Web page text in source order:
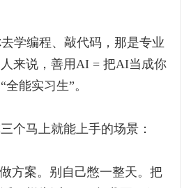
学编程、敲代码，那是专业
来说，善用AI = 把AI当成你
能实习生”。
个马上就能上手的场景：
方案。别自己憋一整天。把